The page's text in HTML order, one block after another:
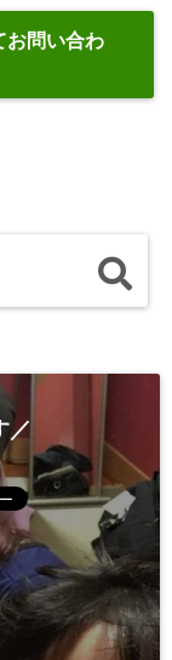
お問い合わ
／